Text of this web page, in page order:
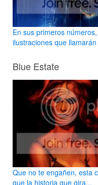
En sus primeros
ilustraciones que
Blue Estate
Que no te engañen, esta
que la historia que gira...